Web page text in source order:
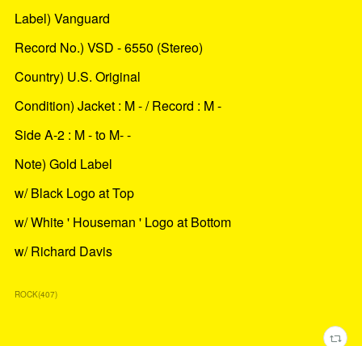
Label) Vanguard
Record No.) VSD - 6550 (Stereo)
Country) U.S. Original
Condition) Jacket : M - / Record : M -
Side A-2 : M - to M- -
Note) Gold Label
w/ Black Logo at Top
w/ White ' Houseman ' Logo at Bottom
w/ Richard Davis
ROCK(407)